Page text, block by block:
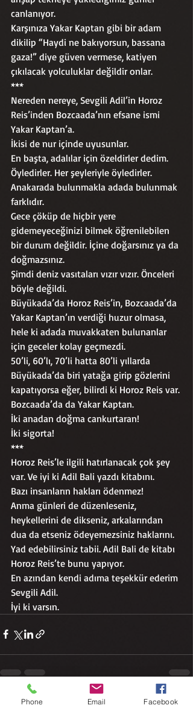
canlanıyor.
Karşınıza Yakar Kaptan gibi bir adam
dikilip “Haydi ne bakıyorsun, bassana
gaza!” diye güven vermese, katiyen
çıkılacak yolculuklar değildir onlar.
***
Nereden nereye, Sevgili Adil’in Horoz
Reis’inden Bozcaada’nın efsane ismi
Yakar Kaptan’a.
İkisi de nur içinde uyusunlar.
En başta, adalılar için özeldirler dedim.
Öyledirler. Her şeyleriyle öyledirler.
Anakarada bulunmakla adada bulunmak
farklıdır.
Gece çöküp de hiçbir yere
gidemeyeceğinizi bilmek öğrenilebilen
bir durum değildir. İçine doğarsınız ya da
doğmazsınız.
Şimdi deniz vasıtaları vızır vızır. Önceleri
böyle değildi.
Büyükada’da Horoz Reis’in, Bozcaada’da
Yakar Kaptan’ın verdiği huzur olmasa,
hele ki adada muvakkaten bulunanlar
için geceler kolay geçmezdi.
50’li, 60’lı, 70’li hatta 80’li yıllarda
Büyükada’da biri yatağa girip gözlerini
kapatıyorsa eğer, bilirdi ki Horoz Reis var.
Bozcaada’da da Yakar Kaptan.
İki anadan doğma cankurtaran!
İki sigorta!
***
Horoz Reis’le ilgili hatırlanacak çok şey
var. Ve iyi ki Adil Bali yazdı kitabını.
Bazı insanların hakları ödenmez!
Anma günleri de düzenleseniz,
heykellerini de dikseniz, arkalarından
dua da etseniz ödeyemezsiniz haklarını.
Yad edebilirsiniz tabii. Adil Bali de kitabı
Horoz Reis’te bunu yapıyor.
En azından kendi adıma teşekkür ederim
Sevgili Adil.
İyi ki varsın.
Son Yazılar Hepsini Gör
Phone Email Facebook